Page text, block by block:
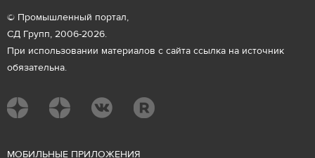
© Промышленный портал,
СД Групп, 2006-2026.
При использовании материалов с сайта ссылка на источник
обязательна.
МОБИЛЬНЫЕ ПРИЛОЖЕНИЯ